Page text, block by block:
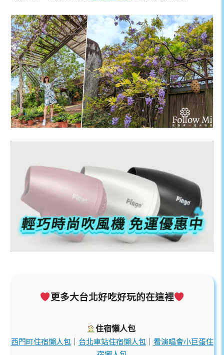
更多大台北好吃好玩的在這裡
住宿懶人包
西門町住宿懶人包｜ 台北車站住宿懶人包｜ 看演唱會小巨蛋住